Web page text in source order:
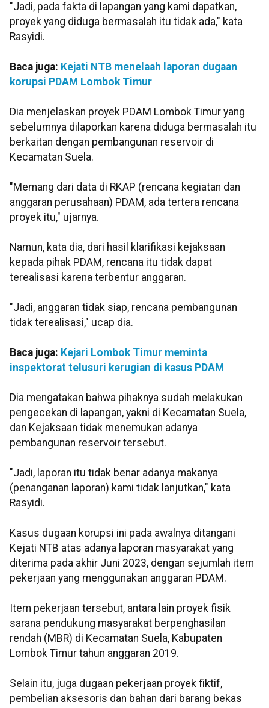
"Jadi, pada fakta di lapangan yang kami dapatkan,
proyek yang diduga bermasalah itu tidak ada," kata
Rasyidi.
Baca juga: Kejati NTB menelaah laporan dugaan
korupsi PDAM Lombok Timur
Dia menjelaskan proyek PDAM Lombok Timur yang
sebelumnya dilaporkan karena diduga bermasalah itu
berkaitan dengan pembangunan reservoir di
Kecamatan Suela.
"Memang dari data di RKAP (rencana kegiatan dan
anggaran perusahaan) PDAM, ada tertera rencana
proyek itu," ujarnya.
Namun, kata dia, dari hasil klarifikasi kejaksaan
kepada pihak PDAM, rencana itu tidak dapat
terealisasi karena terbentur anggaran.
"Jadi, anggaran tidak siap, rencana pembangunan
tidak terealisasi," ucap dia.
Baca juga: Kejari Lombok Timur meminta
inspektorat telusuri kerugian di kasus PDAM
Dia mengatakan bahwa pihaknya sudah melakukan
pengecekan di lapangan, yakni di Kecamatan Suela,
dan Kejaksaan tidak menemukan adanya
pembangunan reservoir tersebut.
"Jadi, laporan itu tidak benar adanya makanya
(penanganan laporan) kami tidak lanjutkan," kata
Rasyidi.
Kasus dugaan korupsi ini pada awalnya ditangani
Kejati NTB atas adanya laporan masyarakat yang
diterima pada akhir Juni 2023, dengan sejumlah item
pekerjaan yang menggunakan anggaran PDAM.
Item pekerjaan tersebut, antara lain proyek fisik
sarana pendukung masyarakat berpenghasilan
rendah (MBR) di Kecamatan Suela, Kabupaten
Lombok Timur tahun anggaran 2019.
Selain itu, juga dugaan pekerjaan proyek fiktif,
pembelian aksesoris dan bahan dari barang bekas